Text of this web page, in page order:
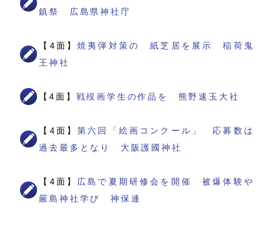
鎮祭 広島県神社庁
【4面】焼夷弾対策の 紙芝居を展示 稲荷鬼
王神社
【4面】 戦歿画学生の作品を 熊野速玉大社
【4面】第六回「絵画コンクール」 応募数は
過去最多となり 大阪護國神社
【4面】 広島で夏期研修会を開催 被爆体験や
嚴島神社学び 神保連